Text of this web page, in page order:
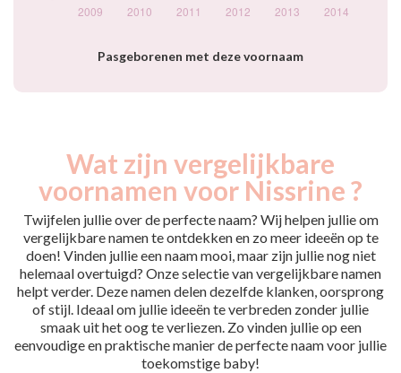
Pasgeborenen met deze voornaam
Wat zijn vergelijkbare
voornamen voor Nissrine ?
Twijfelen jullie over de perfecte naam? Wij helpen jullie om
vergelijkbare namen te ontdekken en zo meer ideeën op te
doen! Vinden jullie een naam mooi, maar zijn jullie nog niet
helemaal overtuigd? Onze selectie van vergelijkbare namen
helpt verder. Deze namen delen dezelfde klanken, oorsprong
of stijl. Ideaal om jullie ideeën te verbreden zonder jullie
smaak uit het oog te verliezen. Zo vinden jullie op een
eenvoudige en praktische manier de perfecte naam voor jullie
toekomstige baby!